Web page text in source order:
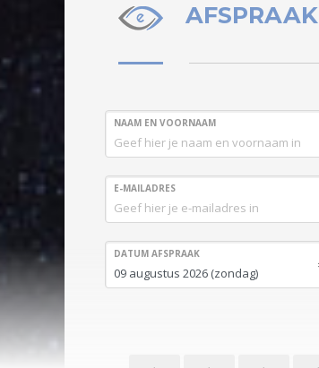
AFSPRAAK
NAAM EN VOORNAAM
E-MAILADRES
DATUM AFSPRAAK